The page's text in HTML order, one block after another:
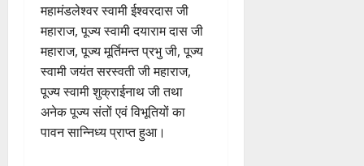
महामंडलेश्वर स्वामी ईश्वरदास जी
महाराज, पूज्य स्वामी दयाराम दास जी
महाराज, पूज्य मूर्तिमन्त प्रभु जी, पूज्य
स्वामी जयंत सरस्वती जी महाराज,
पूज्य स्वामी शुक्राईनाथ जी तथा
अनेक पूज्य संतों एवं विभूतियों का
पावन सान्निध्य प्राप्त हुआ।